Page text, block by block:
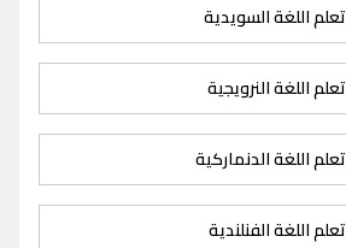
تعلم اللغة السويدية
تعلم اللغة النرويجية
تعلم اللغة الدنماركية
تعلم اللغة الفنلندية